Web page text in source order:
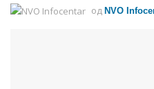
од NVO